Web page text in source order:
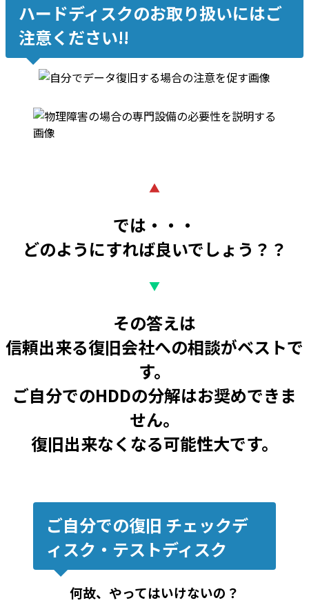
ハードディスクのお取り扱いにはご
注意ください!!
▲
では・・・
どのようにすれば良いでしょう？？
▼
その答えは
信頼出来る復旧会社への相談がベストで
す。
ご自分でのHDDの分解はお奨めできま
せん。
復旧出来なくなる可能性大です。
ご自分での復旧 チェックデ
ィスク・テストディスク
何故、やってはいけないの？